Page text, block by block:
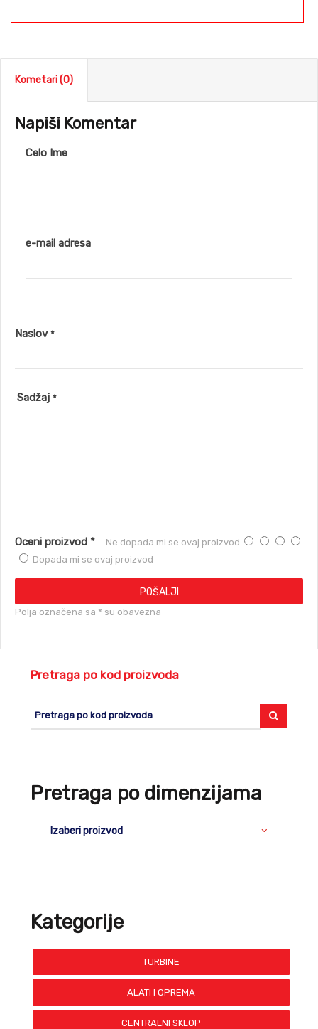
Pretraga po kod proizvoda
Pretraga po dimenzijama
Izaberi proizvod
Kategorije
TURBINE
ALATI I OPREMA
CENTRALNI SKLOP
Kometari (0)
Napiši Komentar
Celo Ime
e-mail adresa
Naslov *
Sadžaj *
Oceni proizvod * Ne dopada mi se ovaj proizvod
Dopada mi se ovaj proizvod
POŠALJI
Polja označena sa * su obavezna